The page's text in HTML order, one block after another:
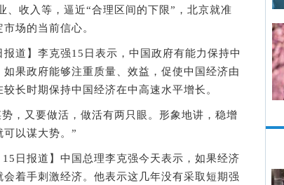
入等，逼近“合理区间的下限”，北京就准
场的当前信心。
】李克强15日表示，中国政府有能力保持中
果政府能够注重质量、效益，促使中国经济由
长时期保持中国经济在中高速水平增长。
又要做活，做活有两只眼。形象地讲，稳增
以谋大势。”
报道】中国总理李克强今天表示，如果经济
着手刺激经济。他表示这几年没有采取短期强